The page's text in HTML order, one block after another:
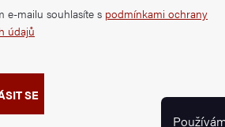
e-mailu souhlasíte s podmínkami ochrany
údajů
SE